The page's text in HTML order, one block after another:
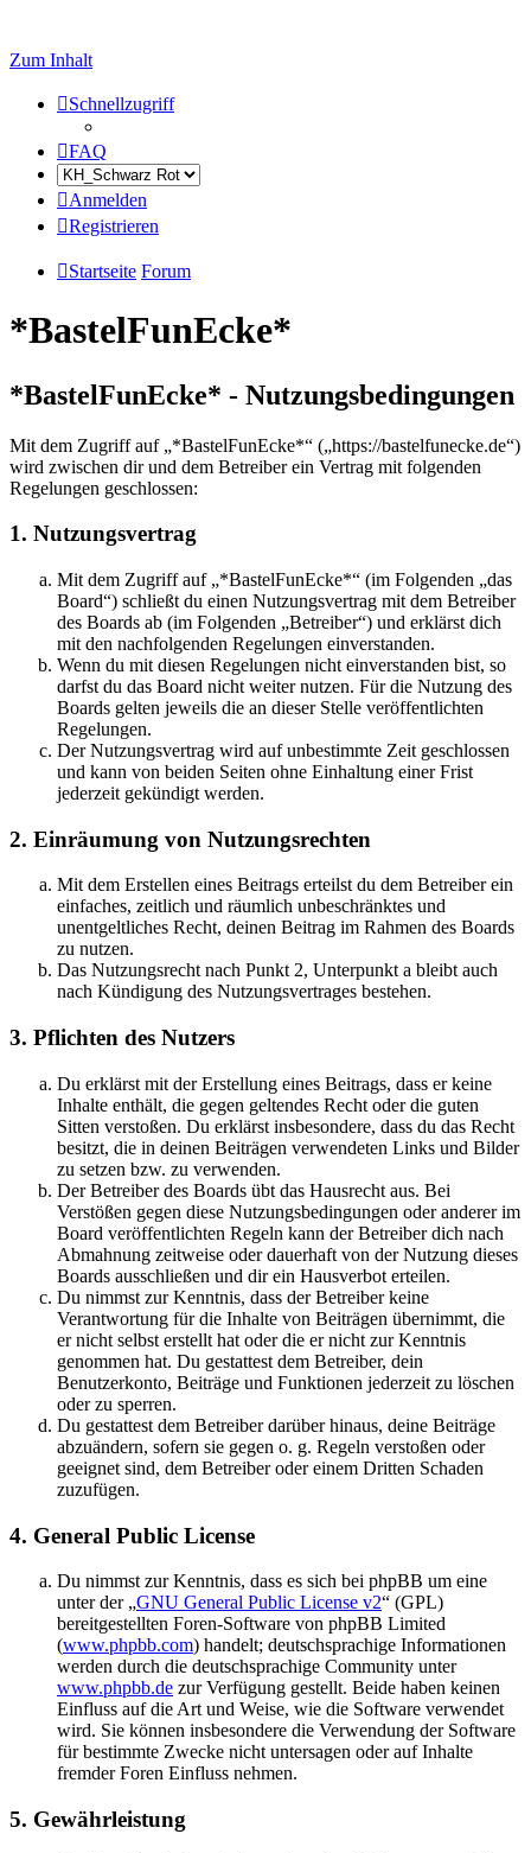
Zum Inhalt
Schnellzugriff
FAQ
Anmelden
Registrieren
Startseite Forum
*BastelFunEcke*
*BastelFunEcke* - Nutzungsbedingungen
Mit dem Zugriff auf „*BastelFunEcke*“ („https://bastelfunecke.de“)
wird zwischen dir und dem Betreiber ein Vertrag mit folgenden
Regelungen geschlossen:
1. Nutzungsvertrag
Mit dem Zugriff auf „*BastelFunEcke*“ (im Folgenden „das
Board“) schließt du einen Nutzungsvertrag mit dem Betreiber
des Boards ab (im Folgenden „Betreiber“) und erklärst dich
mit den nachfolgenden Regelungen einverstanden.
Wenn du mit diesen Regelungen nicht einverstanden bist, so
darfst du das Board nicht weiter nutzen. Für die Nutzung des
Boards gelten jeweils die an dieser Stelle veröffentlichten
Regelungen.
Der Nutzungsvertrag wird auf unbestimmte Zeit geschlossen
und kann von beiden Seiten ohne Einhaltung einer Frist
jederzeit gekündigt werden.
2. Einräumung von Nutzungsrechten
Mit dem Erstellen eines Beitrags erteilst du dem Betreiber ein
einfaches, zeitlich und räumlich unbeschränktes und
unentgeltliches Recht, deinen Beitrag im Rahmen des Boards
zu nutzen.
Das Nutzungsrecht nach Punkt 2, Unterpunkt a bleibt auch
nach Kündigung des Nutzungsvertrages bestehen.
3. Pflichten des Nutzers
Du erklärst mit der Erstellung eines Beitrags, dass er keine
Inhalte enthält, die gegen geltendes Recht oder die guten
Sitten verstoßen. Du erklärst insbesondere, dass du das Recht
besitzt, die in deinen Beiträgen verwendeten Links und Bilder
zu setzen bzw. zu verwenden.
Der Betreiber des Boards übt das Hausrecht aus. Bei
Verstößen gegen diese Nutzungsbedingungen oder anderer im
Board veröffentlichten Regeln kann der Betreiber dich nach
Abmahnung zeitweise oder dauerhaft von der Nutzung dieses
Boards ausschließen und dir ein Hausverbot erteilen.
Du nimmst zur Kenntnis, dass der Betreiber keine
Verantwortung für die Inhalte von Beiträgen übernimmt, die
er nicht selbst erstellt hat oder die er nicht zur Kenntnis
genommen hat. Du gestattest dem Betreiber, dein
Benutzerkonto, Beiträge und Funktionen jederzeit zu löschen
oder zu sperren.
Du gestattest dem Betreiber darüber hinaus, deine Beiträge
abzuändern, sofern sie gegen o. g. Regeln verstoßen oder
geeignet sind, dem Betreiber oder einem Dritten Schaden
zuzufügen.
4. General Public License
Du nimmst zur Kenntnis, dass es sich bei phpBB um eine
unter der „GNU General Public License v2“ (GPL)
bereitgestellten Foren-Software von phpBB Limited
(www.phpbb.com) handelt; deutschsprachige Informationen
werden durch die deutschsprachige Community unter
www.phpbb.de zur Verfügung gestellt. Beide haben keinen
Einfluss auf die Art und Weise, wie die Software verwendet
wird. Sie können insbesondere die Verwendung der Software
für bestimmte Zwecke nicht untersagen oder auf Inhalte
fremder Foren Einfluss nehmen.
5. Gewährleistung